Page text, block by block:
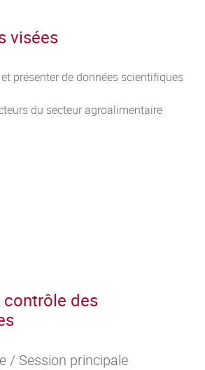
visées
présenter de données scientifiques
du secteur agroalimentaire
des
/ Session principale